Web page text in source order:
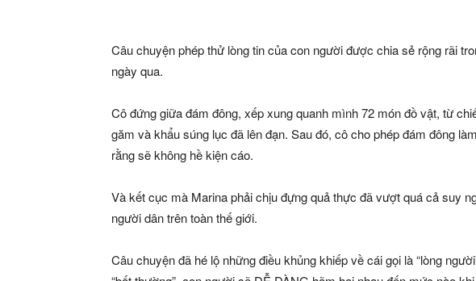
Câu chuyện phép thử lòng tin của con người được chia sẻ rộng rãi
ngày qua.
Cô đứng giữa đám đông, xếp xung quanh mình 72 món đồ vật, từ
găm và khẩu súng lục đã lên đạn. Sau đó, cô cho phép đám đông
rằng sẽ không hề kiện cáo.
Và kết cục mà Marina phải chịu đựng quả thực đã vượt quá cả suy
người dân trên toàn thế giới.
Câu chuyện đã hé lộ những điều khủng khiếp về cái gọi là “lòng